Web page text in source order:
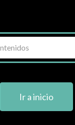
Ir a inicio